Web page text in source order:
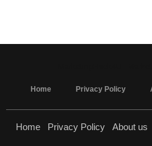
Home Privacy Policy
Home Privacy Policy About us